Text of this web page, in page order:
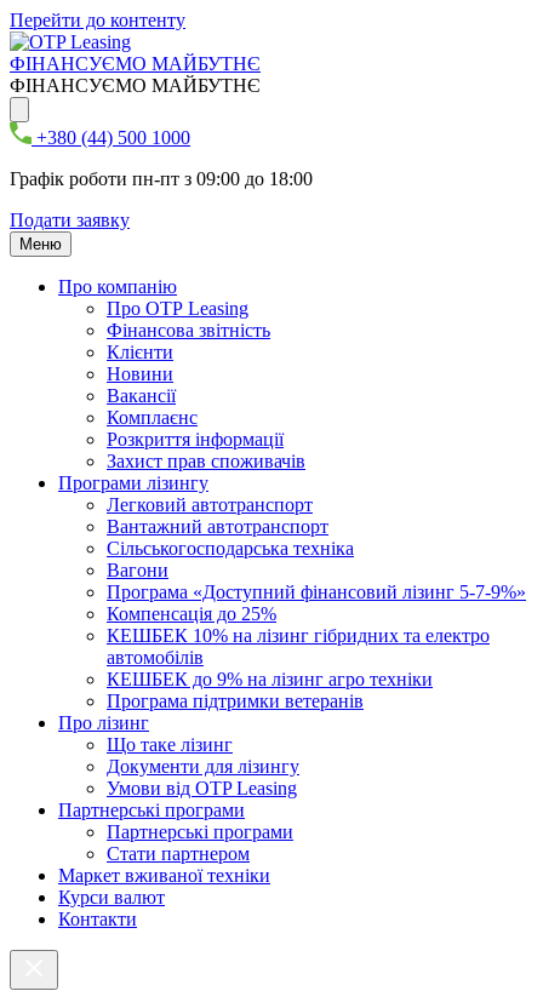
Перейти до контенту
ФІНАНСУЄМО МАЙБУТНЄ
ФІНАНСУЄМО МАЙБУТНЄ
+380 (44) 500 1000
Графік роботи пн-пт з 09:00 до 18:00
Подати заявку
Меню
Про компанію
Про ОТР Leasing
Фінансова звітність
Клієнти
Новини
Вакансії
Комплаєнс
Розкриття інформації
Захист прав споживачів
Програми лізингу
Легковий автотранспорт
Вантажний автотранспорт
Cільськогосподарська техніка
Вагони
Програма «Доступний фінансовий лізинг 5-7-9%»
Компенсація до 25%
КЕШБЕК 10% на лізинг гібридних та електро
автомобілів
КЕШБЕК до 9% на лізинг агро техніки
Програма підтримки ветеранів
Про лізинг
Що таке лізинг
Документи для лізингу
Умови від OTP Leasing
Партнерські програми
Партнерські програми
Стати партнером
Маркет вживаної техніки
Курси валют
Контакти